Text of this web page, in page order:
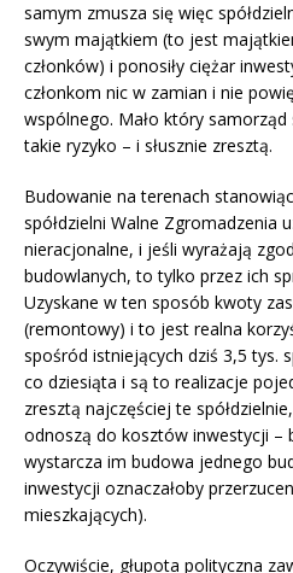
samym zmusza się więc
swym majątkiem (to jest
członków) i ponosiły ciężar
członkom nic w zamian i nie
wspólnego. Mało który samorząd
takie ryzyko – i słusznie zresztą.
Budowanie na terenach
spółdzielni Walne Zgromadzenia
nieracjonalne, i jeśli wyrażają
budowlanych, to tylko przez ich
Uzyskane w ten sposób kwoty
(remontowy) i to jest realna
spośród istniejących dziś 3,5 tys.
co dziesiąta i są to realizacje
zresztą najczęściej te
odnoszą do kosztów inwestycji –
wystarcza im budowa jednego
inwestycji oznaczałoby
mieszkających).
Oczywiście, głupota polityczna